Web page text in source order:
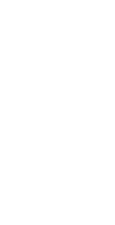
variedade de pratos deliciosos e
incluindo produtos locais e
necessidades dietéticas.